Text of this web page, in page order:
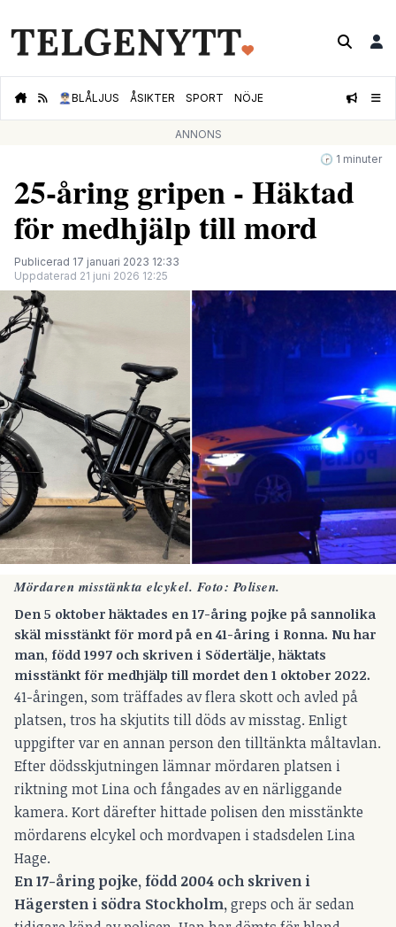
👮🏻‍♂️BLÅLJUS ÅSIKTER SPORT NÖJE
ANNONS
🕝 1 minuter
25-åring gripen - Häktad
för medhjälp till mord
Publicerad 17 januari 2023 12:33
Uppdaterad 21 juni 2026 12:25
Mördaren misstänkta elcykel. Foto: Polisen.
Den 5 oktober häktades en 17-åring pojke på sannolika
skäl misstänkt för mord på en 41-åring i Ronna. Nu har
man, född 1997 och skriven i Södertälje, häktats
misstänkt för medhjälp till mordet den 1 oktober 2022.
41-åringen, som träffades av flera skott och avled på
platsen, tros ha skjutits till döds av misstag. Enligt
uppgifter var en annan person den tilltänkta måltavlan.
Efter dödsskjutningen lämnar mördaren platsen i
riktning mot Lina och fångades av en närliggande
kamera. Kort därefter hittade polisen den misstänkte
mördarens elcykel och mordvapen i stadsdelen Lina
Hage.
En 17-åring pojke, född 2004 och skriven i
Hägersten i södra Stockholm,greps och är sedan